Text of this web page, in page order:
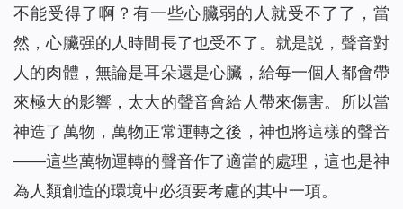
不能受得了啊？有一些心臟弱的人就受不了了，當
然，心臟强的人時間長了也受不了。就是説，聲音對
人的肉體，無論是耳朵還是心臟，給每一個人都會帶
來極大的影響，太大的聲音會給人帶來傷害。所以當
神造了萬物，萬物正常運轉之後，神也將這樣的聲音
——這些萬物運轉的聲音作了適當的處理，這也是神
為人類創造的環境中必須要考慮的其中一項。